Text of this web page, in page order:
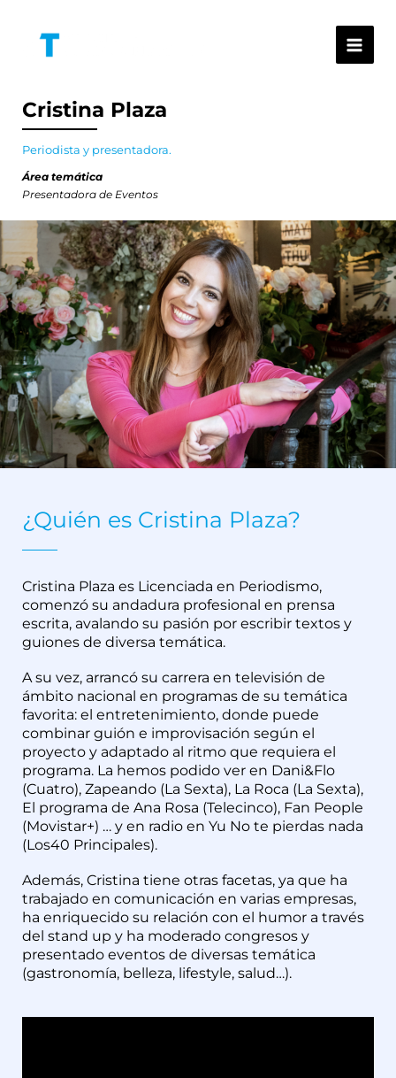
contenido
Cristina Plaza
Periodista y presentadora.
Área temática
Presentadora de Eventos
¿Quién es Cristina Plaza?
Cristina Plaza es Licenciada en Periodismo,
comenzó su andadura profesional en prensa
escrita, avalando su pasión por escribir textos y
guiones de diversa temática.
A su vez, arrancó su carrera en televisión de
ámbito nacional en programas de su temática
favorita: el entretenimiento, donde puede
combinar guión e improvisación según el
proyecto y adaptado al ritmo que requiera el
programa. La hemos podido ver en Dani&Flo
(Cuatro), Zapeando (La Sexta), La Roca (La Sexta),
El programa de Ana Rosa (Telecinco), Fan People
(Movistar+) … y en radio en Yu No te pierdas nada
(Los40 Principales).
Además, Cristina tiene otras facetas, ya que ha
trabajado en comunicación en varias empresas,
ha enriquecido su relación con el humor a través
del stand up y ha moderado congresos y
presentado eventos de diversas temática
(gastronomía, belleza, lifestyle, salud…).